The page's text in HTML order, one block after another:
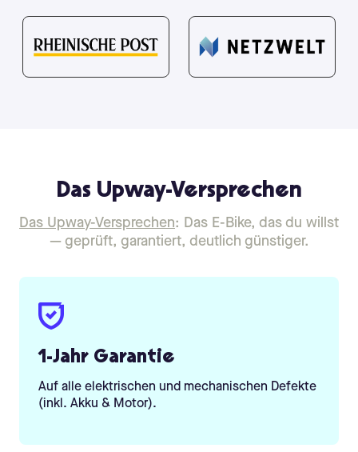
Das Upway-Versprechen
Das Upway-Versprechen: Das E-Bike, das du willst
— geprüft, garantiert, deutlich günstiger.
1-Jahr Garantie
Auf alle elektrischen und mechanischen Defekte
(inkl. Akku & Motor).